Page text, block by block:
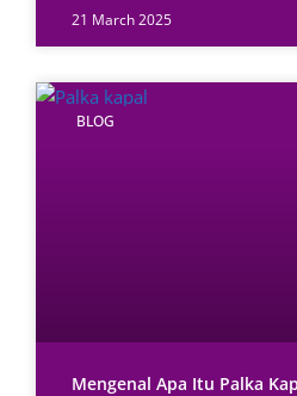
21 March 2025
BLOG
Mengenal Apa Itu Palka